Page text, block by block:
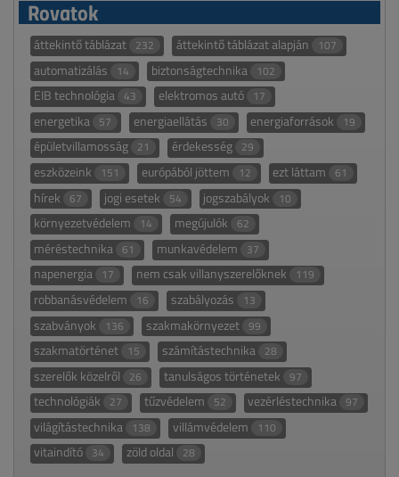
Rovatok
áttekintő táblázat 232 áttekintő táblázat alapján 107
automatizálás 14 biztonságtechnika 102
EIB technológia 43 elektromos autó 17
energetika 57 energiaellátás 30 energiaforrások 19
épületvillamosság 21 érdekesség 29
eszközeink 151 európából jöttem 12 ezt láttam 61
hírek 67 jogi esetek 54 jogszabályok 10
környezetvédelem 14 megújulók 62
méréstechnika 61 munkavédelem 37
napenergia 17 nem csak villanyszerelőknek 119
robbanásvédelem 16 szabályozás 13
szabványok 136 szakmakörnyezet 99
szakmatörténet 15 számítástechnika 28
szerelők közelről 26 tanulságos történetek 97
technológiák 27 tűzvédelem 52 vezérléstechnika 97
világítástechnika 138 villámvédelem 110
vitaindító 34 zöld oldal 28